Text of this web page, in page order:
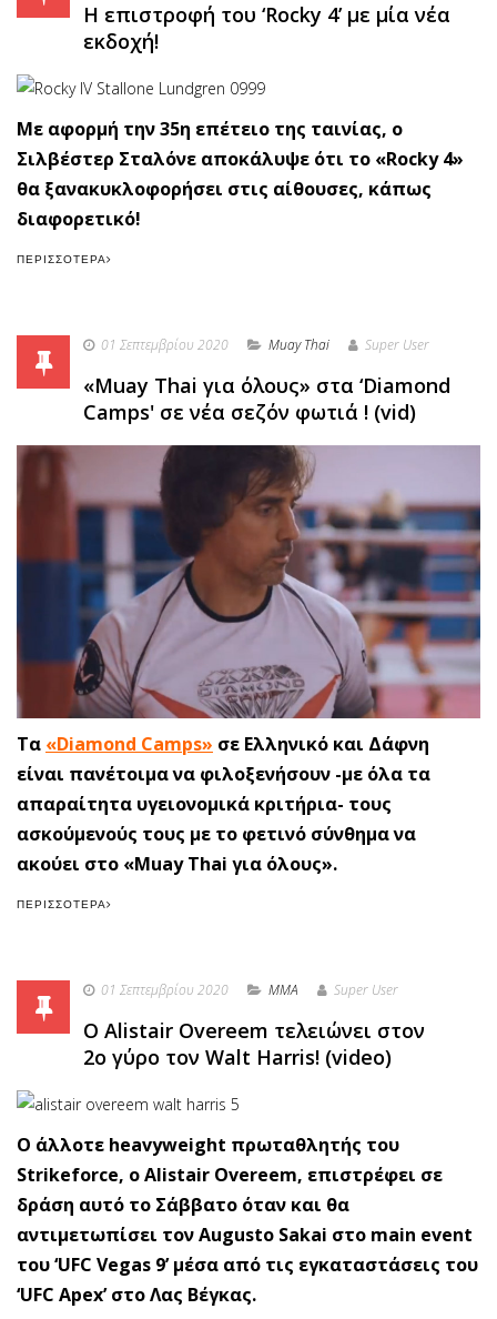
Η επιστροφή του ‘Rocky 4’ με μία νέα
εκδοχή!
Με αφορμή την 35η επέτειο της ταινίας, ο
Σιλβέστερ Σταλόνε αποκάλυψε ότι το «Rocky 4»
θα ξανακυκλοφορήσει στις αίθουσες, κάπως
διαφορετικό!
ΠΕΡΙΣΣΌΤΕΡΑ
01 Σεπτεμβρίου 2020 Muay Thai Super User
«Muay Thai για όλους» στα ‘Diamond
Camps' σε νέα σεζόν φωτιά ! (vid)
Tα «Diamond Camps» σε Ελληνικό και Δάφνη
είναι πανέτοιμα να φιλοξενήσουν -με όλα τα
απαραίτητα υγειονομικά κριτήρια- τους
ασκούμενούς τους με το φετινό σύνθημα να
ακούει στο «Muay Thai για όλους».
ΠΕΡΙΣΣΌΤΕΡΑ
01 Σεπτεμβρίου 2020 MMA Super User
Ο Alistair Overeem τελειώνει στον
2ο γύρο τον Walt Harris! (video)
O άλλοτε heavyweight πρωταθλητής του
Strikeforce, o Alistair Overeem, επιστρέφει σε
δράση αυτό το Σάββατο όταν και θα
αντιμετωπίσει τον Augusto Sakai στο main event
του ‘UFC Vegas 9’ μέσα από τις εγκαταστάσεις του
‘UFC Apex’ στο Λας Βέγκας.